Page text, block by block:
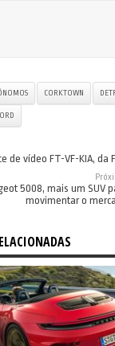
CORKTOWN
de vídeo FT-VF-KIA, da
5008, mais um SUV
movimentar o